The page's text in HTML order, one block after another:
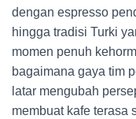
dengan espresso
hingga tradisi Turki
momen penuh
bagaimana gaya tim
latar mengubah
membuat kafe terasa